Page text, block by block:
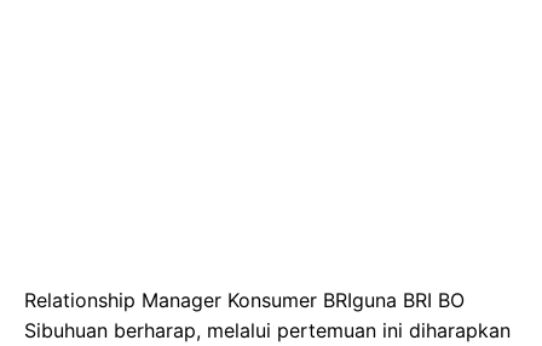
Relationship Manager Konsumer BRIguna BRI BO
Sibuhuan berharap, melalui pertemuan ini diharapkan